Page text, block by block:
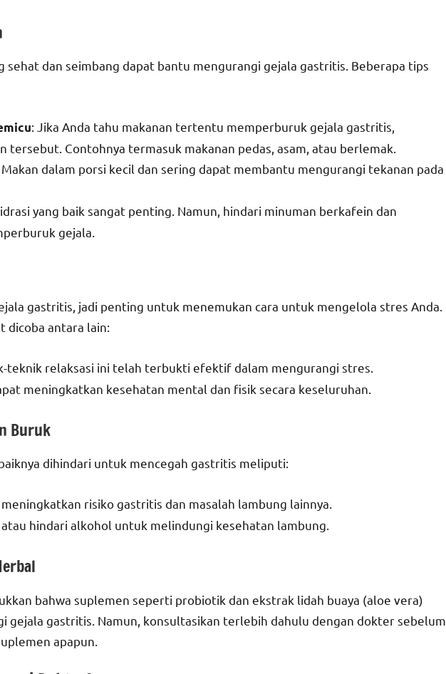
sehat dan seimbang dapat bantu mengurangi gejala gastritis. Beberapa tips
: Jika Anda tahu makanan tertentu memperburuk gejala gastritis,
tersebut. Contohnya termasuk makanan pedas, asam, atau berlemak.
Makan dalam porsi kecil dan sering dapat membantu mengurangi tekanan pada
yang baik sangat penting. Namun, hindari minuman berkafein dan
gejala.
gastritis, jadi penting untuk menemukan cara untuk mengelola stres Anda.
dicoba antara lain:
teknik relaksasi ini telah terbukti efektif dalam mengurangi stres.
meningkatkan kesehatan mental dan fisik secara keseluruhan.
Buruk
dihindari untuk mencegah gastritis meliputi:
risiko gastritis dan masalah lambung lainnya.
atau hindari alkohol untuk melindungi kesehatan lambung.
bahwa suplemen seperti probiotik dan ekstrak lidah buaya (aloe vera)
gejala gastritis. Namun, konsultasikan terlebih dahulu dengan dokter sebelum
apapun.